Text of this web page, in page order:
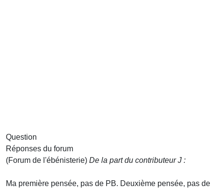
Question
Réponses du forum
(Forum de l'ébénisterie) De la part du contributeur J :
Ma première pensée, pas de PB. Deuxième pensée, pas de